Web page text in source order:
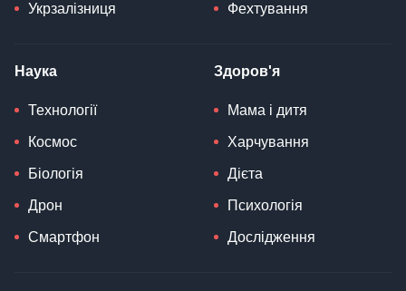
Укрзалізниця Фехтування
Наука
Технології
Космос
Біологія
Дрон
Смартфон
Здоров'я
Мама і дитя
Харчування
Дієта
Психологія
Дослідження